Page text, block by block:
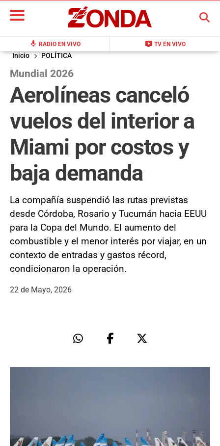
mic RADIO EN VIVO live_tv TV EN VIVO
BUSCAR
Inicio POLÍTICA
Mundial 2026
Aerolíneas canceló
vuelos del interior a
Miami por costos y
baja demanda
La compañía suspendió las rutas previstas
desde Córdoba, Rosario y Tucumán hacia EEUU
para la Copa del Mundo. El aumento del
combustible y el menor interés por viajar, en un
contexto de entradas y gastos récord,
condicionaron la operación.
22 de Mayo, 2026